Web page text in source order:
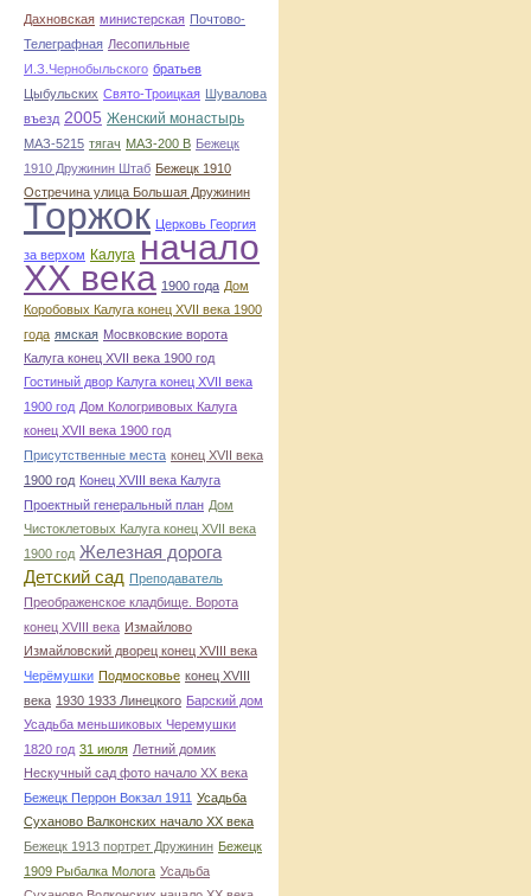
Дахновская министерская Почтово-
Телеграфная Лесопильные
И.З.Чернобыльского братьев
Цыбульских Свято-Троицкая Шувалова
въезд 2005 Женский монастырь
МАЗ-5215 тягач МАЗ-200 В Бежецк
1910 Дружинин Штаб Бежецк 1910
Остречина улица Большая Дружинин
Торжок Церковь Георгия
за верхом Калуга начало
ХХ века 1900 года Дом
Коробовых Калуга конец ХVII века 1900
года ямская Мосвковские ворота
Калуга конец ХVII века 1900 год
Гостиный двор Калуга конец ХVII века
1900 год Дом Кологривовых Калуга
конец ХVII века 1900 год
Присутственные места конец ХVII века
1900 год Конец XVIII века Калуга
Проектный генеральный план Дом
Чистоклетовых Калуга конец ХVII века
1900 год Железная дорога
Детский сад Преподаватель
Преображенское кладбище. Ворота
конец ХVIII века Измайлово
Измайловский дворец конец ХVIII века
Черёмушки Подмосковье конец ХVIII
века 1930 1933 Линецкого Барский дом
Усадьба меньшиковых Черемушки
1820 год 31 июля Летний домик
Нескучный сад фото начало ХХ века
Бежецк Перрон Вокзал 1911 Усадьба
Суханово Валконских начало ХХ века
Бежецк 1913 портрет Дружинин Бежецк
1909 Рыбалка Молога Усадьба